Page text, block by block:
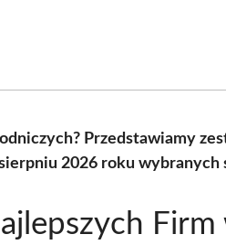
Przedstawiamy
2026 roku wybranych